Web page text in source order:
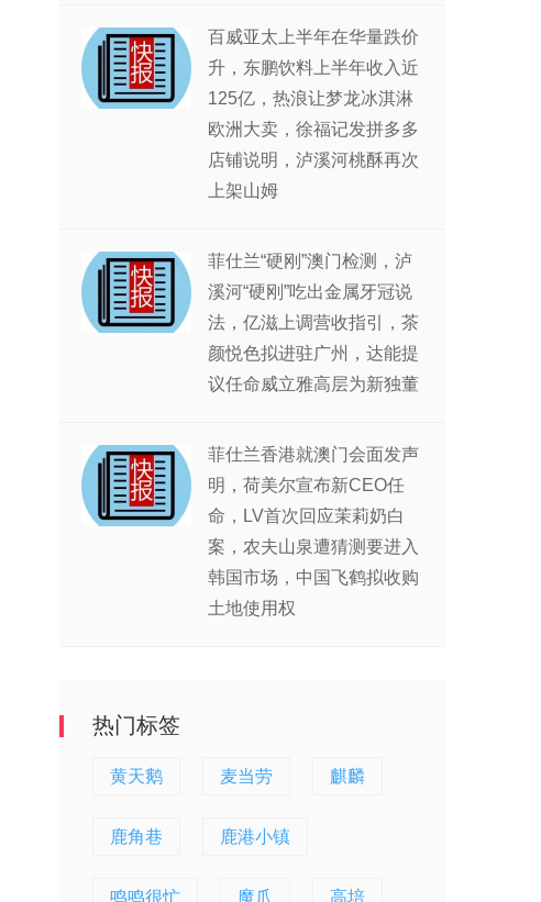
百威亚太上半年在华量跌价
升，东鹏饮料上半年收入近
125亿，热浪让梦龙冰淇淋
欧洲大卖，徐福记发拼多多
店铺说明，泸溪河桃酥再次
上架山姆
菲仕兰“硬刚”澳门检测，泸
溪河“硬刚”吃出金属牙冠说
法，亿滋上调营收指引，茶
颜悦色拟进驻广州，达能提
议任命威立雅高层为新独董
菲仕兰香港就澳门会面发声
明，荷美尔宣布新CEO任
命，LV首次回应茉莉奶白
案，农夫山泉遭猜测要进入
韩国市场，中国飞鹤拟收购
土地使用权
热门标签
黄天鹅 麦当劳 麒麟
鹿角巷 鹿港小镇
鸣鸣很忙 魔爪 高培